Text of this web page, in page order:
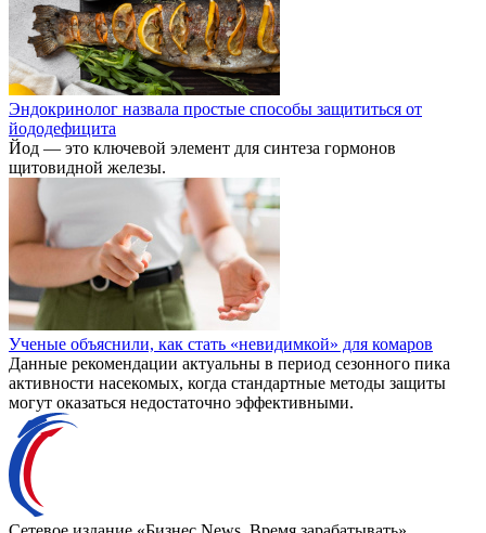
Эндокринолог назвала простые способы защититься от
йододефицита
Йод — это ключевой элемент для синтеза гормонов
щитовидной железы.
Ученые объяснили, как стать «невидимкой» для комаров
Данные рекомендации актуальны в период сезонного пика
активности насекомых, когда стандартные методы защиты
могут оказаться недостаточно эффективными.